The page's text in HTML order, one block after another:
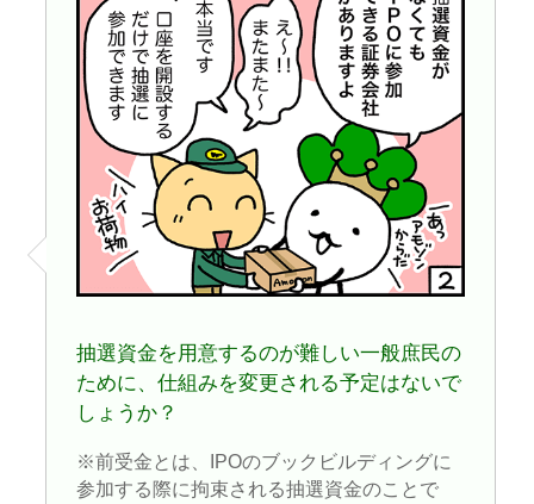
抽選資金を用意するのが難しい一般庶民の
ために、仕組みを変更される予定はないで
しょうか？
※前受金とは、IPOのブックビルディングに
参加する際に拘束される抽選資金のことで